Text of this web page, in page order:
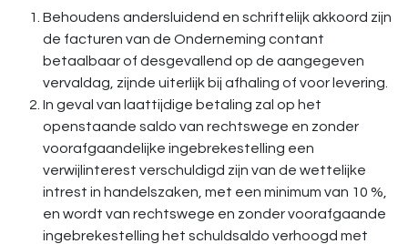
Behoudens andersluidend en schriftelijk akkoord zijn
de facturen van de Onderneming contant
betaalbaar of desgevallend op de aangegeven
vervaldag, zijnde uiterlijk bij afhaling of voor levering.
In geval van laattijdige betaling zal op het
openstaande saldo van rechtswege en zonder
voorafgaandelijke ingebrekestelling een
verwijlinterest verschuldigd zijn van de wettelijke
intrest in handelszaken, met een minimum van 10 %,
en wordt van rechtswege en zonder voorafgaande
ingebrekestelling het schuldsaldo verhoogd met